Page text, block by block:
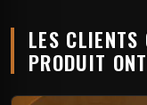
LES
PRODUIT